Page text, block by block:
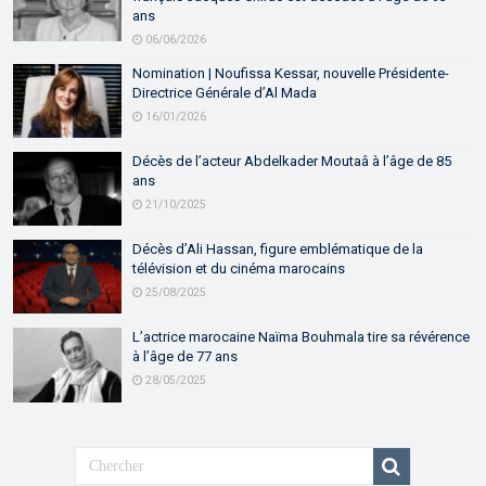
ans
06/06/2026
Nomination | Noufissa Kessar, nouvelle Présidente-
Directrice Générale d’Al Mada
16/01/2026
Décès de l’acteur Abdelkader Moutaâ à l’âge de 85
ans
21/10/2025
Décès d’Ali Hassan, figure emblématique de la
télévision et du cinéma marocains
25/08/2025
L’actrice marocaine Naïma Bouhmala tire sa révérence
à l’âge de 77 ans
28/05/2025